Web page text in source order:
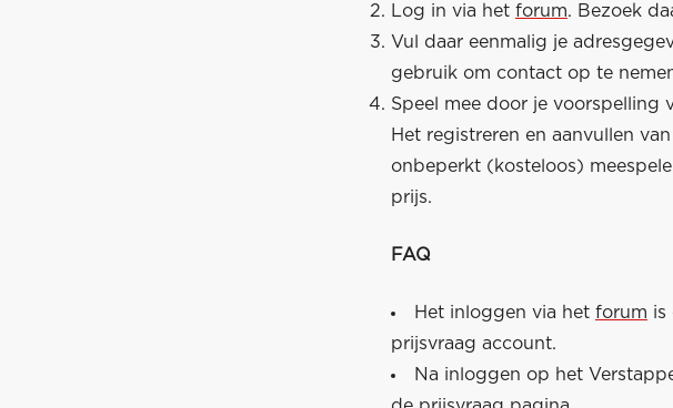
Log in via het forum. Bezoek
Vul daar eenmalig je
gebruik om contact op te
Speel mee door je voorspelling
Het registreren en aanvullen
onbeperkt (kosteloos)
prijs.
FAQ
Het inloggen via het forum is
prijsvraag account.
Na inloggen op het